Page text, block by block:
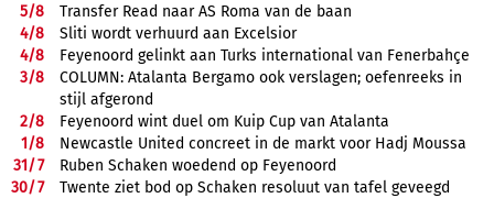
5/8
Transfer Read naar AS Roma van de baan
4/8
Sliti wordt verhuurd aan Excelsior
4/8
Feyenoord gelinkt aan Turks international van Fenerbahçe
3/8
COLUMN: Atalanta Bergamo ook verslagen; oefenreeks in
stijl afgerond
2/8
Feyenoord wint duel om Kuip Cup van Atalanta
1/8
Newcastle United concreet in de markt voor Hadj Moussa
31/7
Ruben Schaken woedend op Feyenoord
30/7
Twente ziet bod op Schaken resoluut van tafel geveegd